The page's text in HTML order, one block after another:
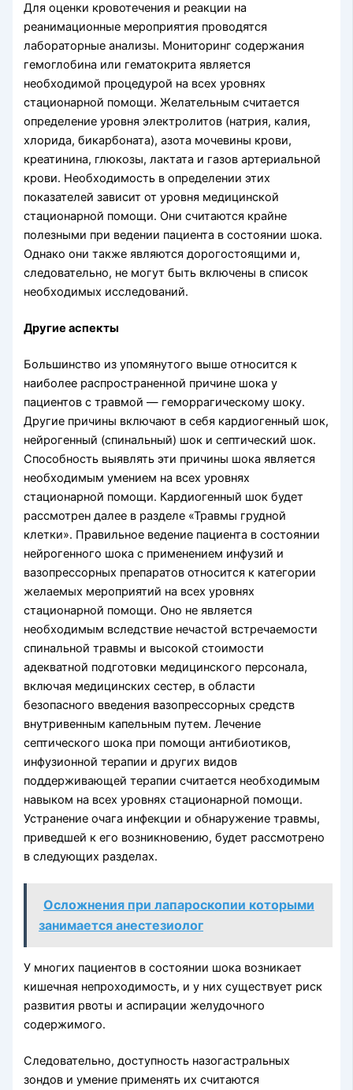
Для оценки кровотечения и реакции на
реанимационные мероприятия прово­дятся
лабораторные анализы. Мониторинг содержания
гемоглобина или гемато­крита является
необходимой процедурой на всех уровнях
стационарной помощи. Желательным считается
определение уровня электролитов (натрия, калия,
хло­рида, бикарбоната), азота мочевины крови,
креатинина, глюкозы, лактата и газов артериальной
крови. Необходимость в определении этих
показателей зависит от уровня медицинской
стационарной помощи. Они считаются крайне
полезными при ведении пациента в состоянии шока.
Однако они также являются дорогостоящими и,
следовательно, не могут быть включены в список
необходимых исследований.
Другие аспекты
Большинство из упомянутого выше относится к
наиболее распространенной при­чине шока у
пациентов с травмой — геморрагическому шоку.
Другие причины вклю­чают в себя кардиогенный шок,
нейрогенный (спинальный) шок и септический шок.
Способность выявлять эти причины шока является
необходимым умением на всех уровнях
стационарной помощи. Кардиогенный шок будет
рассмотрен далее в разделе «Травмы грудной
клетки». Правильное ведение пациента в состоянии
нейрогенного шока с применением инфузий и
вазопрессорных препаратов отно­сится к категории
желаемых мероприятий на всех уровнях
стационарной помощи. Оно не является
необходимым вследствие нечастой встречаемости
спинальной травмы и высокой стоимости
адекватной подготовки медицинского персонала,
включая медицинских сестер, в области
безопасного введения вазопрессорных средств
внутривенным капельным путем. Лечение
септического шока при по­мощи антибиотиков,
инфузионной терапии и других видов
поддерживающей те­рапии считается необходимым
навыком на всех уровнях стационарной помощи.
Устранение очага инфекции и обнаружение травмы,
приведшей к его возникнове­нию, будет рассмотрено
в следующих разделах.
Осложнения при лапароскопии которыми
занимается анестезиолог
У многих пациентов в состоянии шока возникает
кишечная непроходимость, и у них существует риск
развития рвоты и аспирации желудочного
содержимого.
Следовательно, доступность назогастральных
зондов и умение применять их счи­таются